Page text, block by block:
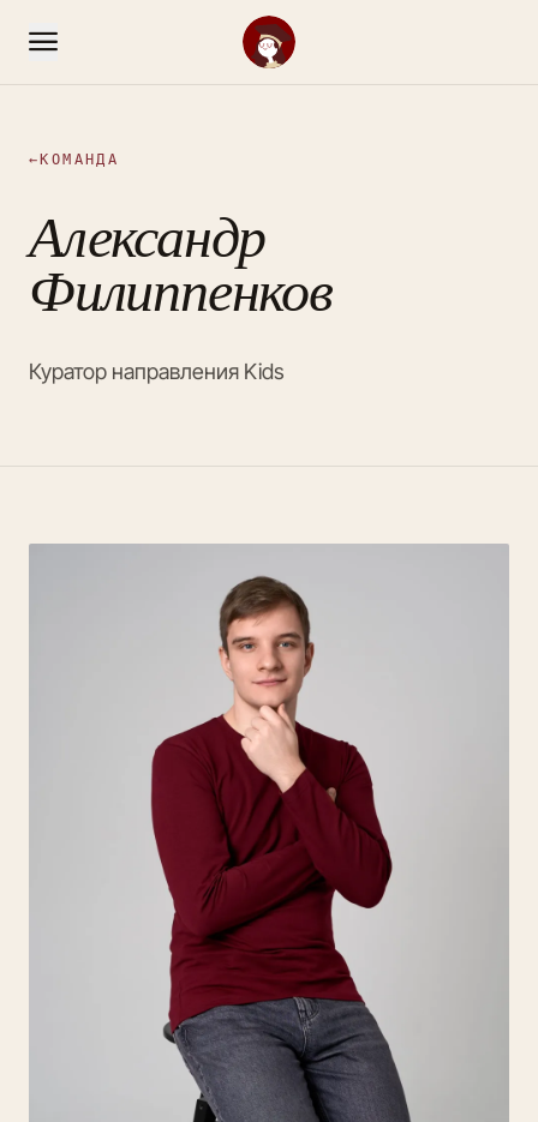
← КОМАНДА
Александр
Филиппенков
Куратор направления Kids